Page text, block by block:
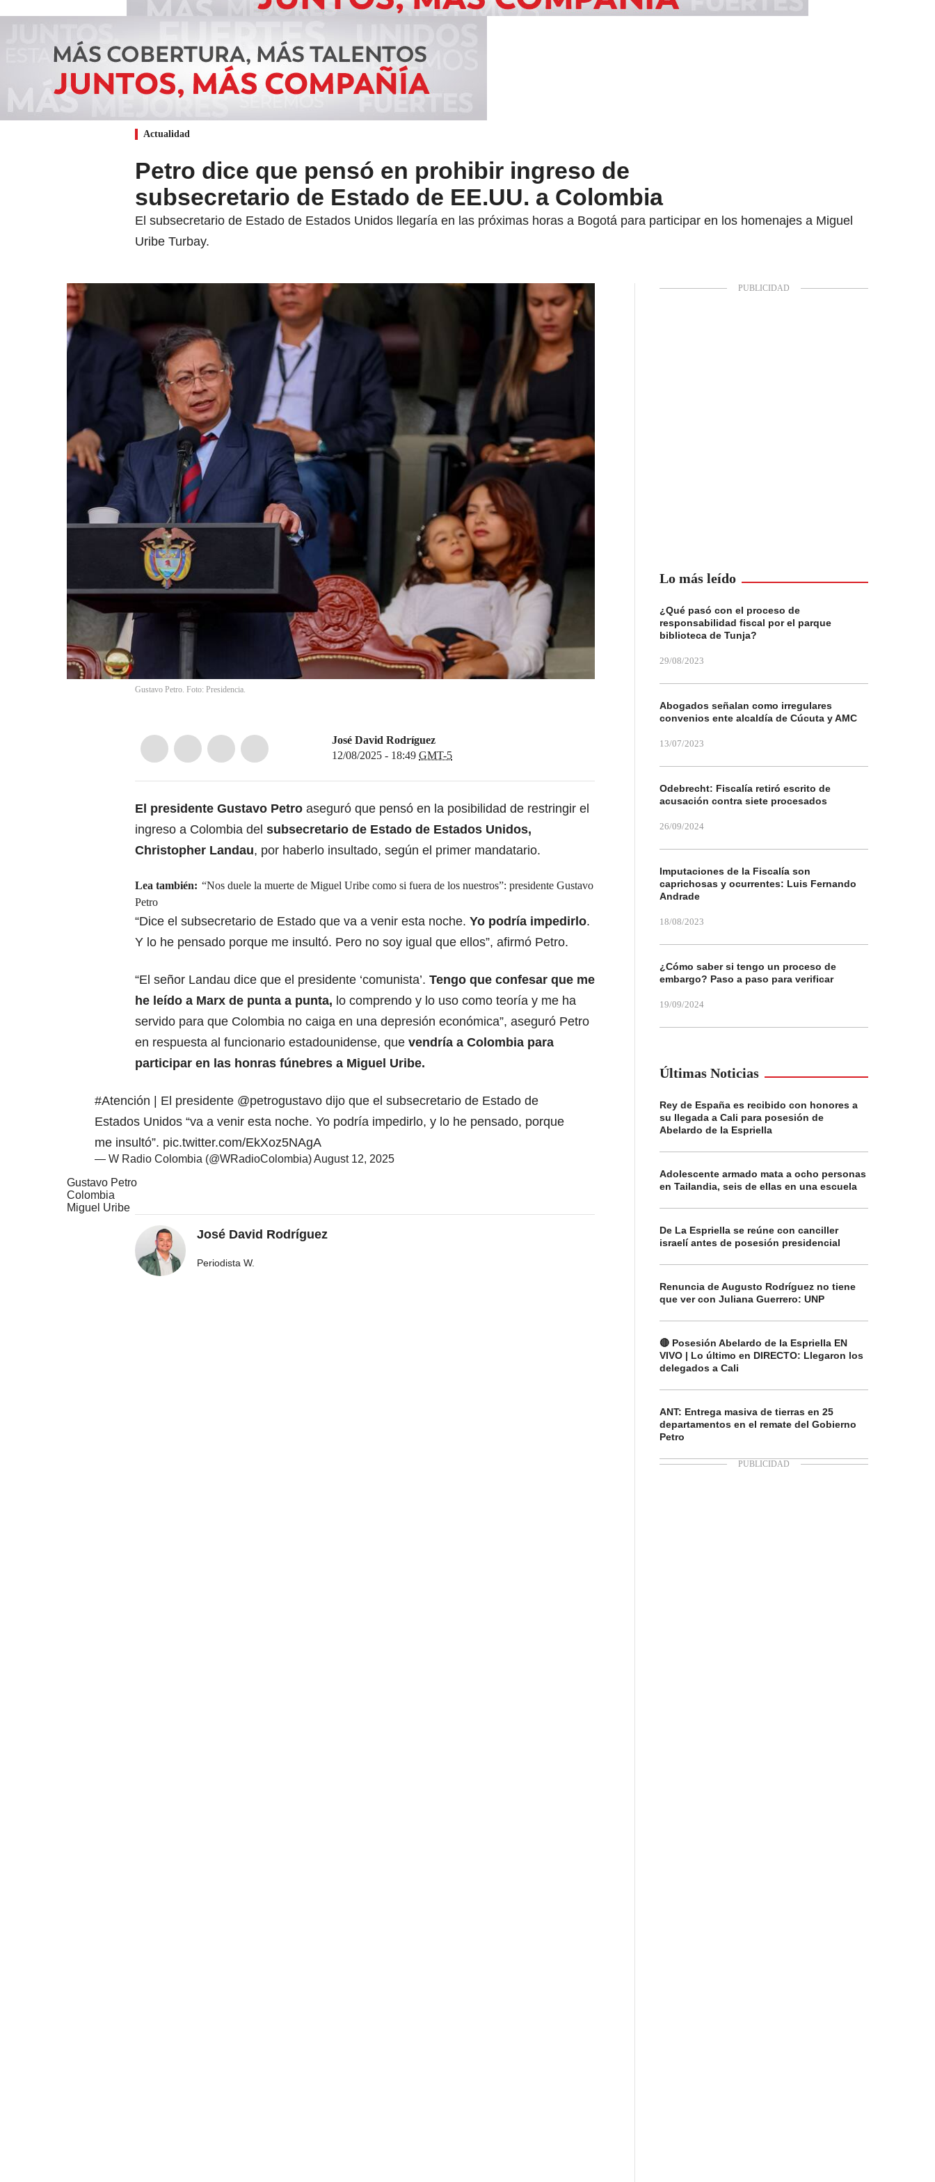
Actualidad
Petro dice que pensó en prohibir ingreso de
subsecretario de Estado de EE.UU. a Colombia
El subsecretario de Estado de Estados Unidos llegaría en las próximas horas a Bogotá para participar en los homenajes a Miguel
Uribe Turbay.
Gustavo Petro. Foto: Presidencia.
José David Rodríguez
12/08/2025 - 18:49 GMT-5
El presidente Gustavo Petro aseguró que pensó en la posibilidad de restringir el
ingreso a Colombia del subsecretario de Estado de Estados Unidos,
Christopher Landau, por haberlo insultado, según el primer mandatario.
Lea también: “Nos duele la muerte de Miguel Uribe como si fuera de los nuestros”: presidente Gustavo
Petro
“Dice el subsecretario de Estado que va a venir esta noche. Yo podría impedirlo.
Y lo he pensado porque me insultó. Pero no soy igual que ellos”, afirmó Petro.
“El señor Landau dice que el presidente ‘comunista’. Tengo que confesar que me
he leído a Marx de punta a punta, lo comprendo y lo uso como teoría y me ha
servido para que Colombia no caiga en una depresión económica”, aseguró Petro
en respuesta al funcionario estadounidense, que vendría a Colombia para
participar en las honras fúnebres a Miguel Uribe.
#Atención | El presidente @petrogustavo dijo que el subsecretario de Estado de
Estados Unidos “va a venir esta noche. Yo podría impedirlo, y lo he pensado, porque
me insultó”. pic.twitter.com/EkXoz5NAgA
— W Radio Colombia (@WRadioColombia)August 12, 2025
Gustavo Petro
Colombia
Miguel Uribe
José David Rodríguez
Periodista W.
Lo más leído
¿Qué pasó con el proceso de
responsabilidad fiscal por el parque
biblioteca de Tunja?
29/08/2023
Abogados señalan como irregulares
convenios ente alcaldía de Cúcuta y AMC
13/07/2023
Odebrecht: Fiscalía retiró escrito de
acusación contra siete procesados
26/09/2024
Imputaciones de la Fiscalía son
caprichosas y ocurrentes: Luis Fernando
Andrade
18/08/2023
¿Cómo saber si tengo un proceso de
embargo? Paso a paso para verificar
19/09/2024
Últimas Noticias
Rey de España es recibido con honores a
su llegada a Cali para posesión de
Abelardo de la Espriella
Adolescente armado mata a ocho personas
en Tailandia, seis de ellas en una escuela
De La Espriella se reúne con canciller
israelí antes de posesión presidencial
Renuncia de Augusto Rodríguez no tiene
que ver con Juliana Guerrero: UNP
🔴 Posesión Abelardo de la Espriella EN
VIVO | Lo último en DIRECTO: Llegaron los
delegados a Cali
ANT: Entrega masiva de tierras en 25
departamentos en el remate del Gobierno
Petro